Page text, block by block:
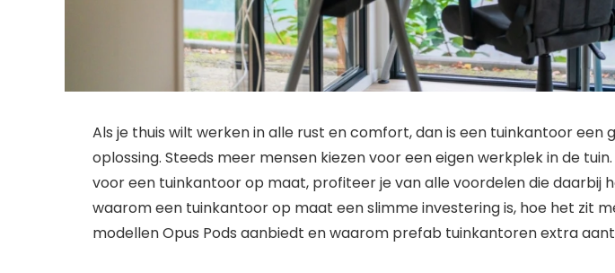
Als je thuis wilt werken in alle rust en comfort, dan is een tuinkantoor een
oplossing. Steeds meer mensen kiezen voor een eigen werkplek in de
voor een tuinkantoor op maat, profiteer je van alle voordelen die daarbij
waarom een tuinkantoor op maat een slimme investering is, hoe het zit
modellen Opus Pods aanbiedt en waarom prefab tuinkantoren extra